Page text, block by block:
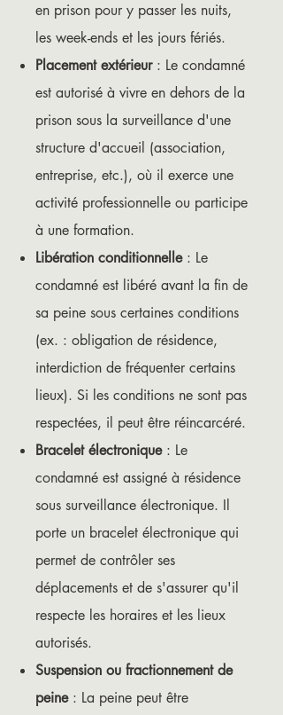
en prison pour y passer les nuits,
les week-ends et les jours fériés.
Placement extérieur : Le condamné
est autorisé à vivre en dehors de la
prison sous la surveillance d'une
structure d'accueil (association,
entreprise, etc.), où il exerce une
activité professionnelle ou participe
à une formation.
Libération conditionnelle: Le
condamné est libéré avant la fin de
sa peine sous certaines conditions
(ex. : obligation de résidence,
interdiction de fréquenter certains
lieux). Si les conditions ne sont pas
respectées, il peut être réincarcéré.
Bracelet électronique: Le
condamné est assigné à résidence
sous surveillance électronique. Il
porte un bracelet électronique qui
permet de contrôler ses
déplacements et de s'assurer qu'il
respecte les horaires et les lieux
autorisés.
Suspension ou fractionnement de
peine: La peine peut être